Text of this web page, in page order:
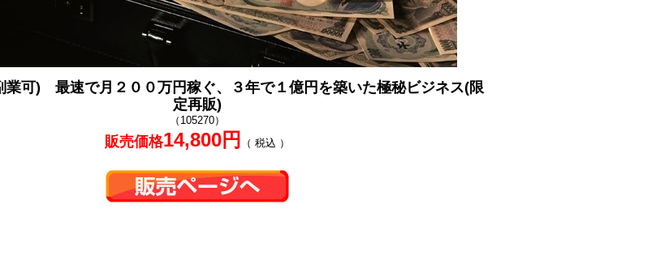
業可) 最速で月２００万円稼ぐ、３年で１億円を築いた極秘ビジネス(限
定再販)
（105270）
販売価格14,800円 （ 税込 ）